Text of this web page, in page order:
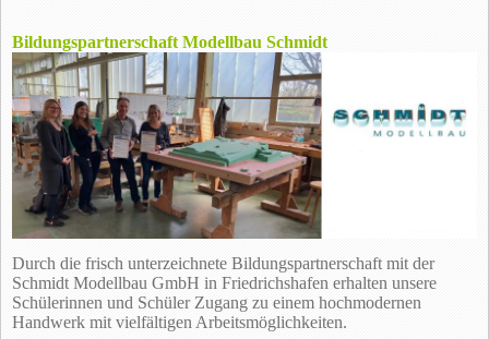
Bildungspartnerschaft Modellbau Schmidt
Durch die frisch unterzeichnete Bildungspartnerschaft mit der
Schmidt Modellbau GmbH in Friedrichshafen erhalten unsere
Schülerinnen und Schüler Zugang zu einem hochmodernen
Handwerk mit vielfältigen Arbeitsmöglichkeiten.